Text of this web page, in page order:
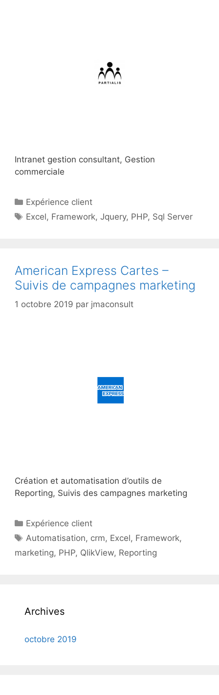
Intranet gestion consultant, Gestion
commerciale
Catégories
Expérience client
Étiquettes
Excel, Framework,Jquery, PHP, Sql Server
American Express Cartes –
Suivis de campagnes marketing
1 octobre 2019 par jmaconsult
Création et automatisation d’outils de
Reporting, Suivis des campagnes marketing
Catégories
Expérience client
Étiquettes
Automatisation, crm, Excel, Framework,
marketing, PHP, QlikView, Reporting
Archives
octobre 2019